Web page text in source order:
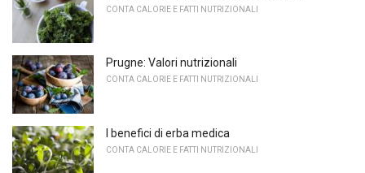
CONTA CALORIE E FATTI NUTRIZIONALI
Prugne: Valori nutrizionali
CONTA CALORIE E FATTI NUTRIZIONALI
I benefici di erba medica
CONTA CALORIE E FATTI NUTRIZIONALI